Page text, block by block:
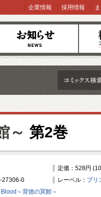
らせ オンラ
企業情報 採用情報
～ 第2巻
定価：528円
27306-0
レーベル： プリ
～背徳の冥館～